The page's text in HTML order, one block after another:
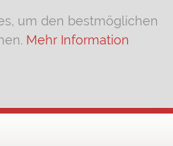
um den bestmöglichen
Mehr Information